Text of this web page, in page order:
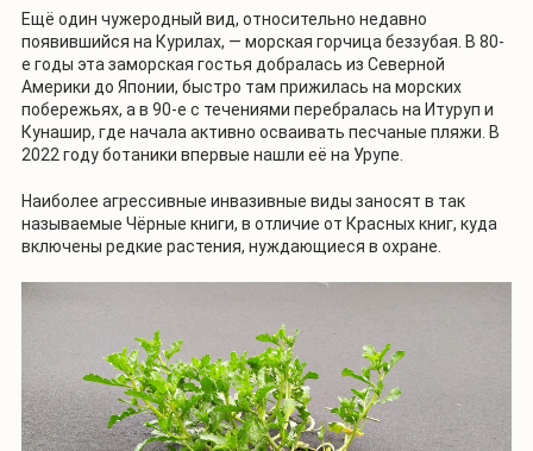
Ещё один чужеродный вид, относительно недавно
появившийся на Курилах, — морская горчица беззубая. В 80-
е годы эта заморская гостья добралась из Северной
Америки до Японии, быстро там прижилась на морских
побережьях, а в 90-е с течениями перебралась на Итуруп и
Кунашир, где начала активно осваивать песчаные пляжи. В
2022 году ботаники впервые нашли её на Урупе.
Наиболее агрессивные инвазивные виды заносят в так
называемые Чёрные книги, в отличие от Красных книг, куда
включены редкие растения, нуждающиеся в охране.